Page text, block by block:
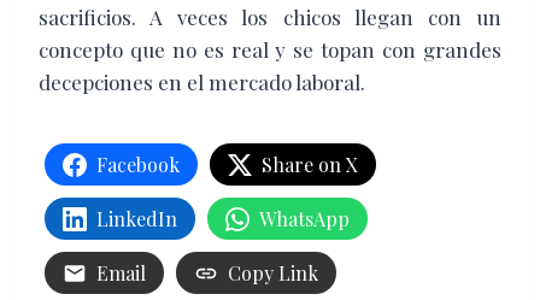
sacrificios. A veces los chicos llegan con un
concepto que no es real y se topan con grandes
decepciones en el mercado laboral.
Facebook Share on X
LinkedIn WhatsApp
Email Copy Link